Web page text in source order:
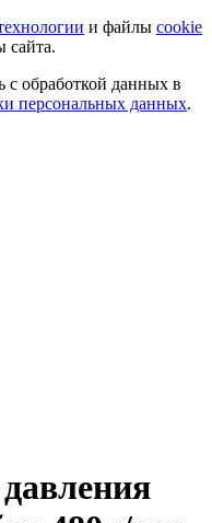
и файлы cookie
сайта.
с обработкой данных в
персональных данных.